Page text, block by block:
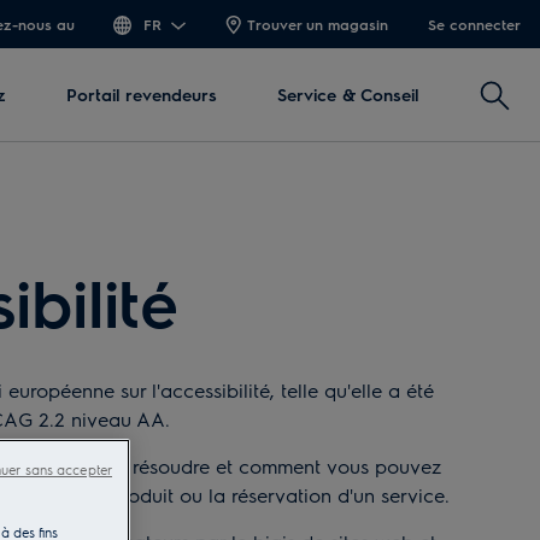
nous au FR Trouver un magasin Se connecter
Portail revendeurs Service & Conseil
sur l'accessibilité, telle qu'elle a été
2.2 niveau AA.
les résoudre et comment vous pouvez
d'un produit ou la réservation d'un service.
des fins
sans accepter